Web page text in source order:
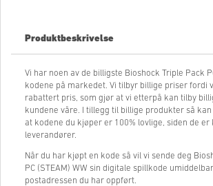
Produktbeskrivelse
Vi har noen av de billigste Bioshock Triple Pack
kodene på markedet. Vi tilbyr billige priser fordi
rabattert pris, som gjør at vi etterpå kan tilby
kundene våre. I tillegg til billige produkter så
at kodene du kjøper er 100% lovlige, siden de
leverandører.
Når du har kjøpt en kode så vil vi sende deg
PC (STEAM) WW sin digitale spillkode
postadressen du har oppført.